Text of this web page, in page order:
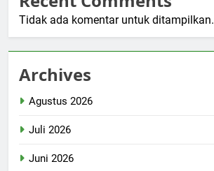
Tidak ada komentar untuk ditampilkan.
Archives
Agustus 2026
Juli 2026
Juni 2026